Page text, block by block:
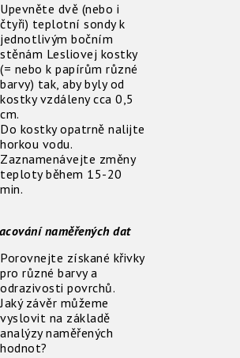
Upevněte dvě (nebo i
čtyři) teplotní sondy k
jednotlivým bočním
stěnám Lesliovej kostky
(= nebo k papírům různé
barvy) tak, aby byly od
kostky vzdáleny cca 0,5
cm.
Do kostky opatrně nalijte
horkou vodu.
Zaznamenávejte změny
teploty během 15-20
min.
naměřených dat
Porovnejte získané křivky
pro různé barvy a
odrazivosti povrchů.
Jaký závěr můžeme
vyslovit na základě
analýzy naměřených
hodnot?